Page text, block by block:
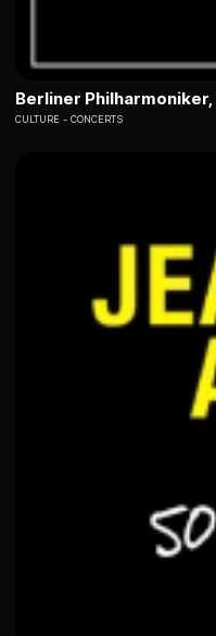
Berliner
CULTURE CONCERTS